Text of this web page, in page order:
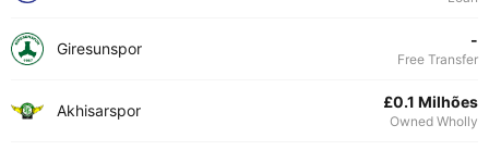
Giresunspor -
Free Transfer
Akhisarspor £0.1 Milhões
Owned Wholly